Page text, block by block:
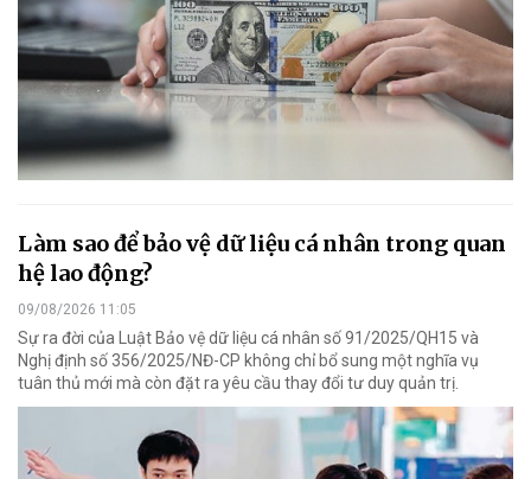
Làm sao để bảo vệ dữ liệu cá nhân trong quan
hệ lao động?
09/08/2026 11:05
Sự ra đời của Luật Bảo vệ dữ liệu cá nhân số 91/2025/QH15 và
Nghị định số 356/2025/NĐ-CP không chỉ bổ sung một nghĩa vụ
tuân thủ mới mà còn đặt ra yêu cầu thay đổi tư duy quản trị.